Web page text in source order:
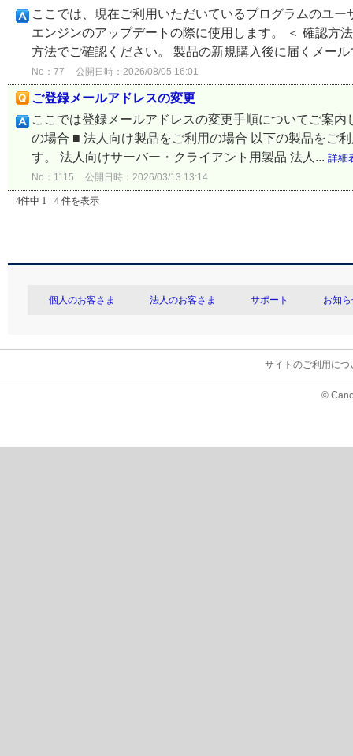
ここでは、現在ご利用いただいているプログラムのユ
エンジンのアップデートの際に使用します。 ＜ 確認方
方法でご確認ください。 製品の新規購入後に届くメー
No：77 公開日時：2026/08/05 16:01
ご登録メールアドレスの変更
ここでは登録メールアドレスの変更手順についてご案
の場合 ■ 法人向け製品をご利用の場合 以下の製品をご
す。 法人向けサーバー・クライアント用製品 法人... 詳細
No：1115 公開日時：2026/03/13 13:14
4件中 1 - 4 件を表示
個人のお客さま 法人のお客さま サポート お知
サイトのご利用につ
©